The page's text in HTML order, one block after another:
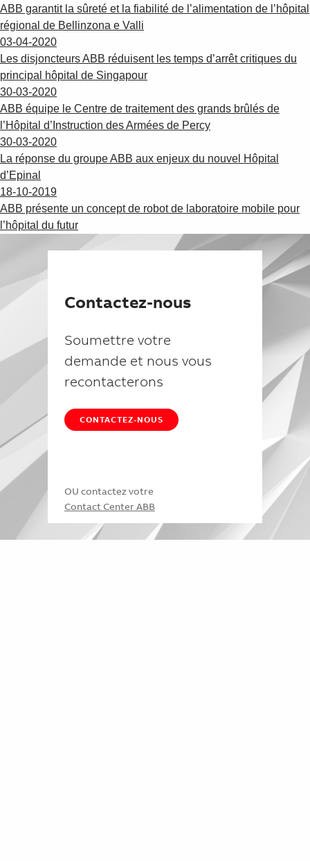
ABB garantit la sûreté et la fiabilité de l’alimentation de l’hôpital
régional de Bellinzona e Valli
03-04-2020
Les disjoncteurs ABB réduisent les temps d’arrêt critiques du
principal hôpital de Singapour
30-03-2020
ABB équipe le Centre de traitement des grands brûlés de
l’Hôpital d’Instruction des Armées de Percy
30-03-2020
La réponse du groupe ABB aux enjeux du nouvel Hôpital
d’Epinal
18-10-2019
ABB présente un concept de robot de laboratoire mobile pour
l’hôpital du futur
Contactez-nous
Soumettre votre
demande et nous vous
recontacterons
CONTACTEZ-NOUS
OU contactez votre
Contact Center ABB